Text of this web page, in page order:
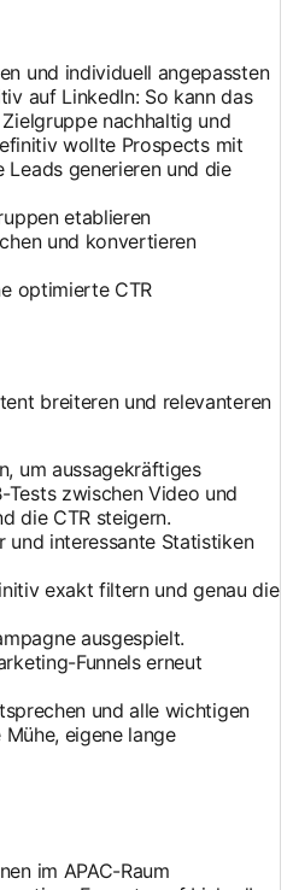
und individuell angepassten
auf LinkedIn: So kann das
nachhaltig und
wollte Prospects mit
generieren und die
etablieren
und konvertieren
optimierte CTR
breiteren und relevanteren
um aussagekräftiges
zwischen Video und
die CTR steigern.
und interessante Statistiken
exakt filtern und genau die
ausgespielt.
Funnels erneut
und alle wichtigen
eigene lange
im APAC-Raum